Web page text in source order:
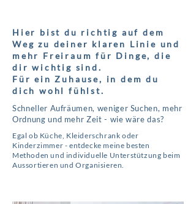
Hier bist du richtig auf dem
Weg zu deiner klaren Linie und
mehr Freiraum für Dinge, die
dir wichtig sind.
Für ein Zuhause, in dem du
dich wohl fühlst.
Schneller Aufräumen, weniger Suchen, mehr
Ordnung und mehr Zeit - wie wäre das?
Egal ob Küche, Kleiderschrank oder
Kinderzimmer - entdecke meine besten
Methoden und individuelle Unterstützung beim
Aussortieren und Organisieren.